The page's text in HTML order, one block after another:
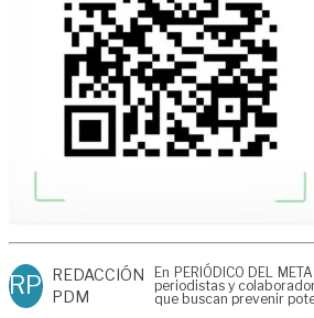
RP REDACCIÓN
PDM
En PERIÓDICO DEL
periodistas y
que buscan prevenir